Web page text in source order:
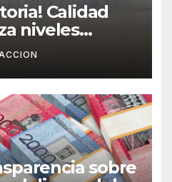
Calidad
niveles
sobre